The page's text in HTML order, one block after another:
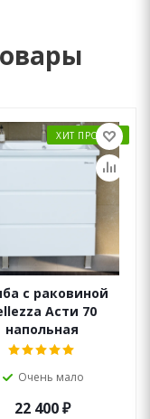
ХИТ ПРОДАЖ
с раковиной
Асти 70
напольная
Очень мало
22 400₽